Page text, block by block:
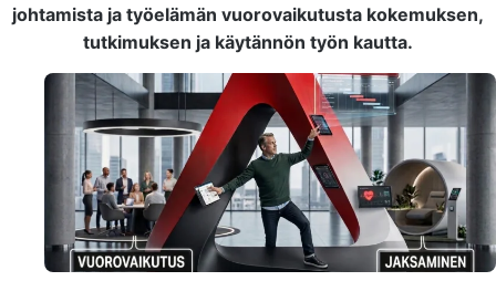
johtamista ja työelämän vuorovaikutusta kokemuksen,
tutkimuksen ja käytännön työn kautta.